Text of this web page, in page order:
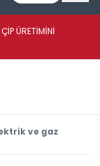
ÜRETİMİNİ
ve gaz